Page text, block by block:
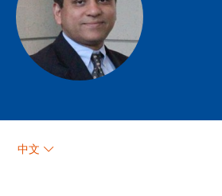
迪利普 • 拉塔（DILIP
RATHA）
中文